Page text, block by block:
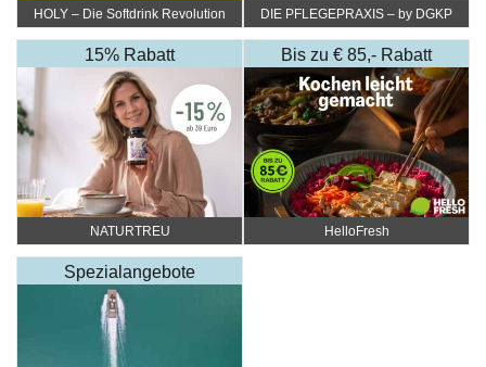
HOLY – Die Softdrink Revolution
DIE PFLEGEPRAXIS – by DGKP
Katharina Fister
15% Rabatt
NATURTREU
Bis zu € 85,- Rabatt
HelloFresh
Spezialangebote